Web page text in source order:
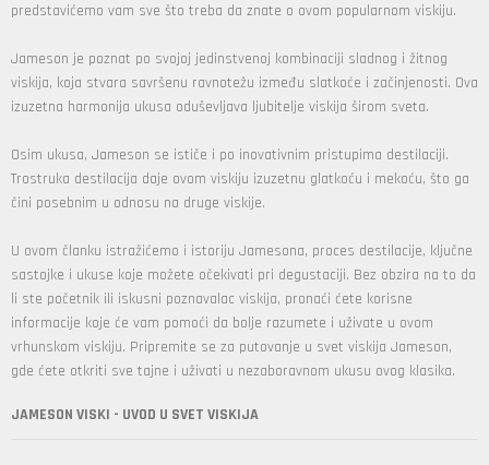
predstavićemo vam sve što treba da znate o ovom popularnom viskiju.
Jameson je poznat po svojoj jedinstvenoj kombinaciji sladnog i žitnog
viskija, koja stvara savršenu ravnotežu između slatkoće i začinjenosti. Ova
izuzetna harmonija ukusa oduševljava ljubitelje viskija širom sveta.
Osim ukusa, Jameson se ističe i po inovativnim pristupima destilaciji.
Trostruka destilacija daje ovom viskiju izuzetnu glatkoću i mekoću, što ga
čini posebnim u odnosu na druge viskije.
U ovom članku istražićemo i istoriju Jamesona, proces destilacije, ključne
sastojke i ukuse koje možete očekivati pri degustaciji. Bez obzira na to da
li ste početnik ili iskusni poznavalac viskija, pronaći ćete korisne
informacije koje će vam pomoći da bolje razumete i uživate u ovom
vrhunskom viskiju. Pripremite se za putovanje u svet viskija Jameson,
gde ćete otkriti sve tajne i uživati u nezaboravnom ukusu ovog klasika.
JAMESON VISKI - UVOD U SVET VISKIJA